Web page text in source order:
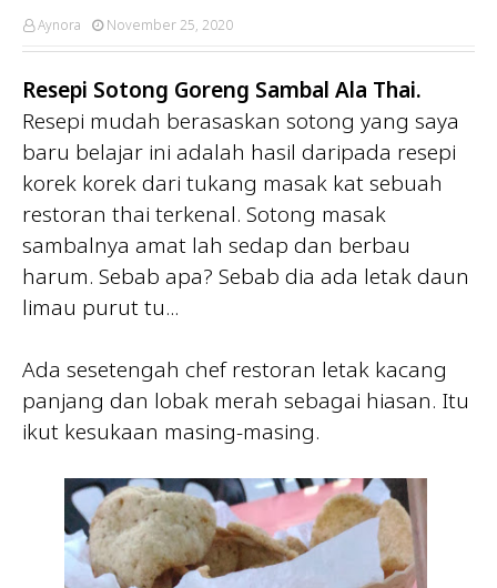
Aynora November 25, 2020
Resepi Sotong Goreng Sambal Ala Thai.
Resepi mudah berasaskan sotong yang saya
baru belajar ini adalah hasil daripada resepi
korek korek dari tukang masak kat sebuah
restoran thai terkenal. Sotong masak
sambalnya amat lah sedap dan berbau
harum. Sebab apa? Sebab dia ada letak daun
limau purut tu...
Ada sesetengah chef restoran letak kacang
panjang dan lobak merah sebagai hiasan. Itu
ikut kesukaan masing-masing.